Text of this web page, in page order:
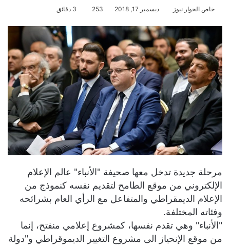
خاص الحوار نيوز ديسمبر 17, 2018 253
مرحلة جديدة تدخل معها صحيفة "الأنباء" عالم الإعلام
الإلكتروني من موقع الطامح لتقديم نفسه كنموذج من
الإعلام الديمقراطي والمتفاعل مع الرأي العام بشرائحه
وفئاته المختلفة.
"الأنباء" وهي تقدم نفسها، كمشروع إعلامي منفتح، إنما
من موقع الإنحياز الى مشروع التغيير الديموقراطي و"دولة